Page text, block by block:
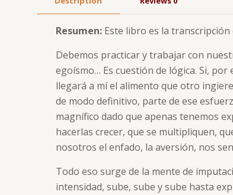
Resumen: Este libro es la
Debemos practicar y trabajar con
egoísmo… Es cuestión de lógica. Si,
llegará a mí el alimento que otro
de modo definitivo, parte de ese
magnífico dado que apenas tenemos
hacerlas crecer, que se multipliquen,
nosotros el enfado, la aversión, nos
Todo eso surge de la mente de
intensidad, sube, sube y sube hasta